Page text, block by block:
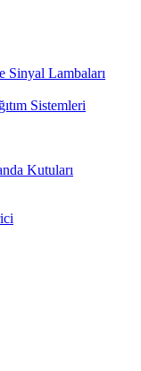
Sinyal Lambaları
Sistemleri
Kutuları